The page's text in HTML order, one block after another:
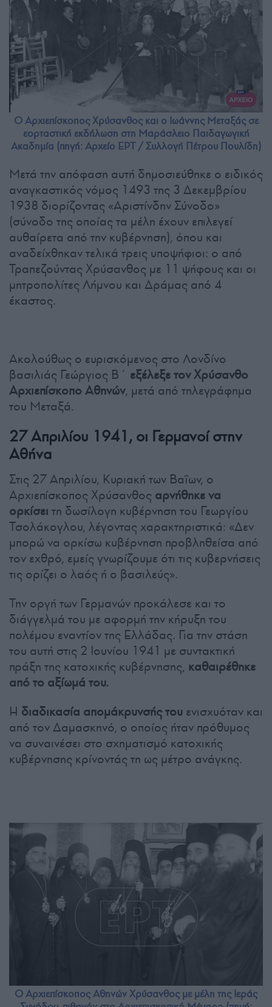
Ο Αρχιεπίσκοπος Χρύσανθος και ο Ιωάννης Μεταξάς σε
εορταστική εκδήλωση στη Μαράσλειο Παιδαγωγική
Ακαδημία (πηγή: Αρχείο ΕΡΤ / Συλλογή Πέτρου Πουλίδη)
Μετά την απόφαση αυτή δημοσιεύθηκε ο ειδικός
αναγκαστικός νόμος 1493 της 3 Δεκεμβρίου
1938 διορίζοντας «Αριστίνδην Σύνοδο»
(σύνοδο της οποίας τα μέλη έχουν επιλεγεί
αυθαίρετα από την κυβέρνηση), όπου και
αναδείχθηκαν τελικά τρεις υποψήφιοι: ο από
Τραπεζούντας Χρύσανθος με 11 ψήφους και οι
μητροπολίτες Λήμνου και Δράμας από 4
έκαστος.
Ακολούθως ο ευρισκόμενος στο Λονδίνο
βασιλιάς Γεώργιος Β΄ εξέλεξε τον Χρύσανθο
Αρχιεπίσκοπο Αθηνών, μετά από τηλεγράφημα
του Μεταξά.
27 Απριλίου 1941, οι Γερμανοί στην
Αθήνα
Στις 27 Απριλίου, Κυριακή των Βαΐων, ο
Αρχιεπίσκοπος Χρύσανθος αρνήθηκε να
ορκίσει τη δωσίλογη κυβέρνηση του Γεωργίου
Τσολάκογλου, λέγοντας χαρακτηριστικά: «Δεν
μπορώ να ορκίσω κυβέρνηση προβληθείσα από
τον εχθρό, εμείς γνωρίζουμε ότι τις κυβερνήσεις
τις ορίζει ο λαός ή ο βασιλεύς».
Την οργή των Γερμανών προκάλεσε και το
διάγγελμά του με αφορμή την κήρυξη του
πολέμου εναντίον της Ελλάδας. Για την στάση
του αυτή στις 2 Ιουνίου 1941 με συντακτική
πράξη της κατοχικής κυβέρνησης, καθαιρέθηκε
από το αξίωμά του.
Η διαδικασία απομάκρυνσής του ενισχυόταν και
από τον Δαμασκηνό, ο οποίος ήταν πρόθυμος
να συναινέσει στο σχηματισμό κατοχικής
κυβέρνησης κρίνοντάς τη ως μέτρο ανάγκης.
Ο Αρχιεπίσκοπος Αθηνών Χρύσανθος με μέλη της Ιεράς